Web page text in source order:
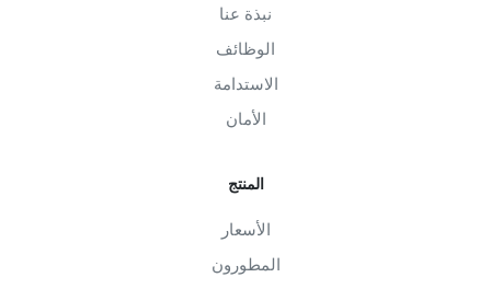
نبذة عنا
الوظائف
الاستدامة
الأمان
المنتج
الأسعار
المطورون